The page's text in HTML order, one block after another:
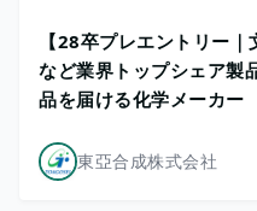
【28卒プレエントリー
など業界トップシェア製
品を届ける化学メーカー
東亞合成株式会社